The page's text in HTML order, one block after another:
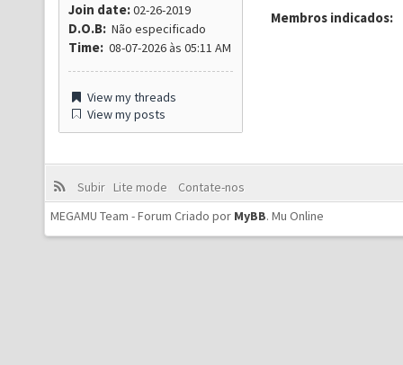
Join date:02-26-2019
D.O.B: Não especificado
Time: 08-07-2026 às 05:11 AM
View my threads
View my posts
Membros indicados:
Subir Lite mode
Contate-nos
MEGAMU Team - Forum Criado por MyBB. Mu Online